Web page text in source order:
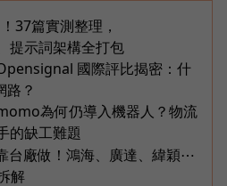
37篇實測整理，
提示詞架構全打包
國際評比揭密：什
路？
為何仍導入機器人？物流
的缺工難題
台廠做！鴻海、廣達、緯穎⋯
解